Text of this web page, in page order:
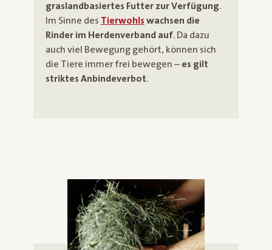
graslandbasiertes Futter zur Verfügung.
Im Sinne des Tierwohls wachsen die
Rinder im Herdenverband auf. Da dazu
auch viel Bewegung gehört, können sich
die Tiere immer frei bewegen – es gilt
striktes Anbindeverbot.